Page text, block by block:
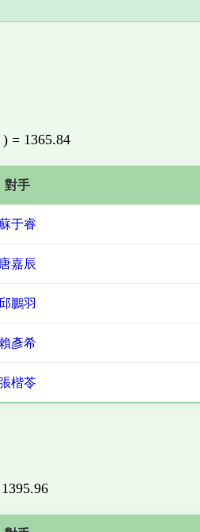
= 1365.84
對手
于睿
唐嘉辰
鵬羽
賴彥希
楷苓